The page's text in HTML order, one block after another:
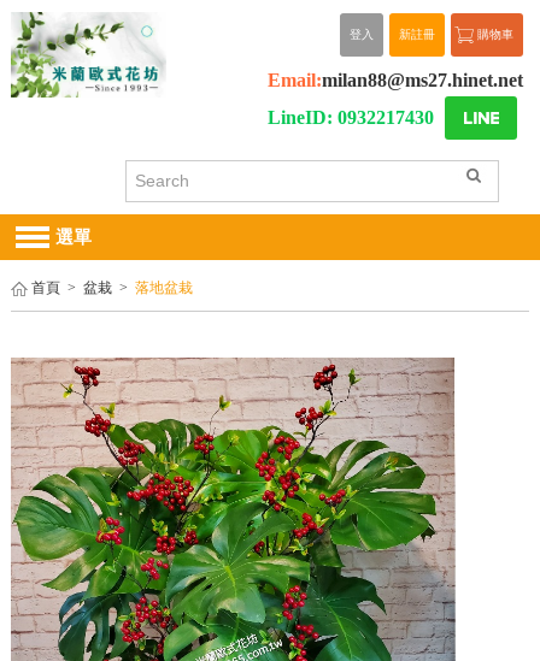
購物車
新註冊
登入
Email:milan88@ms27.hinet.net
LineID: 0932217430
選單
首頁 > 盆栽 > 落地盆栽